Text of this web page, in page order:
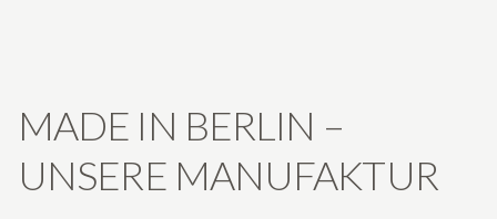
MADE IN BERLIN –
UNSERE MANUFAKTUR